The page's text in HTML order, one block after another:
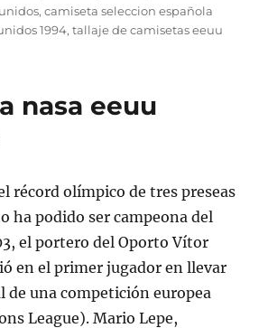
,camiseta seleccion española
1994,tallaje de camisetas eeuu
nasa eeuu
récord olímpico de tres preseas
ha podido ser campeona del
el portero del Oporto Vítor
en el primer jugador en llevar
de una competición europea
League). Mario Lepe,